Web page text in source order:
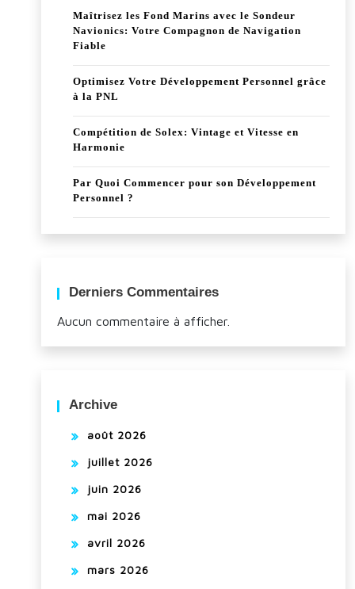
Maîtrisez les Fond Marins avec le Sondeur
Navionics: Votre Compagnon de Navigation
Fiable
Optimisez Votre Développement Personnel grâce
à la PNL
Compétition de Solex: Vintage et Vitesse en
Harmonie
Par Quoi Commencer pour son Développement
Personnel ?
Derniers Commentaires
Aucun commentaire à afficher.
Archive
août 2026
juillet 2026
juin 2026
mai 2026
avril 2026
mars 2026